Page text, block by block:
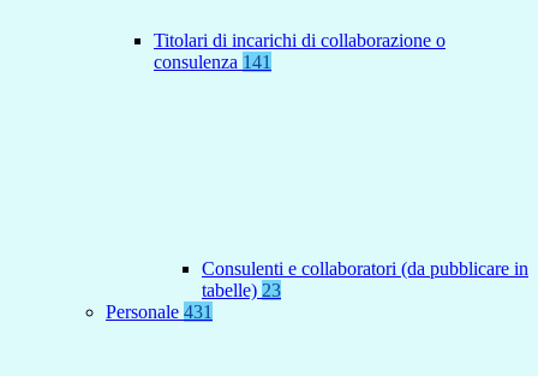
Titolari di incarichi di collaborazione o
consulenza 141
Consulenti e collaboratori (da pubblicare in
tabelle) 23
Personale 431